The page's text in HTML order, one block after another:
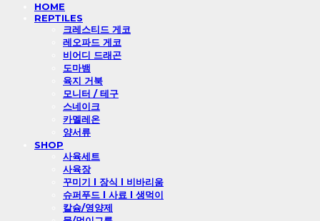
HOME
REPTILES
크레스티드 게코
레오파드 게코
비어디 드래곤
도마뱀
육지 거북
모니터 / 테구
스네이크
카멜레온
양서류
SHOP
사육세트
사육장
꾸미기 l 장식 l 비바리움
슈퍼푸드 l 사료 l 생먹이
칼슘/영양제